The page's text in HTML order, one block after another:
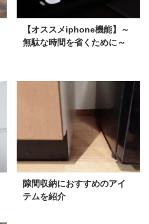
【オススメiphone機能】～
無駄な時間を省くために～
隙間収納におすすめのアイ
テムを紹介